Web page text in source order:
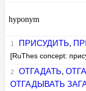
hyponym
ПРИСУДИТЬ,
[RuThes concept:
ОТГАДАТЬ,
ОТГАДЫВАТЬ